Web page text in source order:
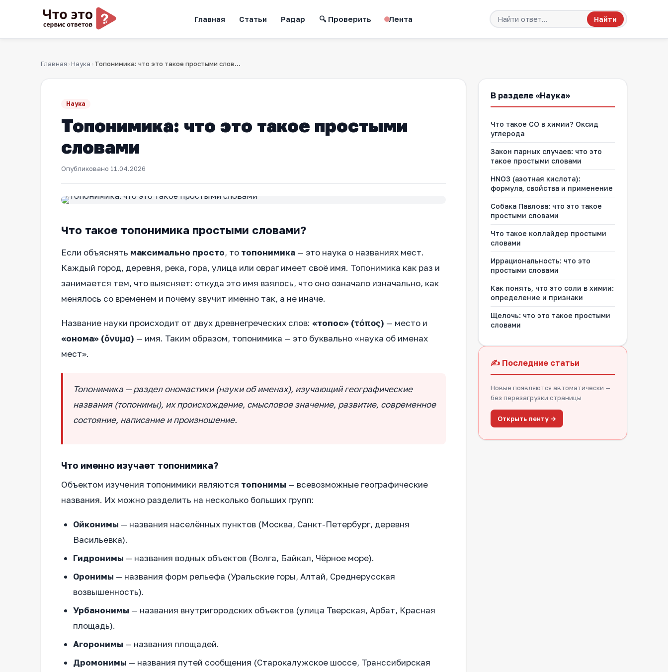
Главная Статьи Радар 🔍 Проверить Лента Найти
Главная › Наука › Топонимика: что это такое простыми словами
Наука
Топонимика: что это такое простыми
словами
Опубликовано 11.04.2026
Что такое топонимика простыми словами?
Если объяснять максимально просто, то топонимика — это наука о названиях мест.
Каждый город, деревня, река, гора, улица или овраг имеет своё имя. Топонимика как раз и
занимается тем, что выясняет: откуда это имя взялось, что оно означало изначально, как
менялось со временем и почему звучит именно так, а не иначе.
Название науки происходит от двух древнегреческих слов: «топос» (τόπος) — место и
«онома» (ὄνυμα) — имя. Таким образом, топонимика — это буквально «наука об именах
мест».
Топонимика — раздел ономастики (науки об именах), изучающий географические
названия (топонимы), их происхождение, смысловое значение, развитие, современное
состояние, написание и произношение.
Что именно изучает топонимика?
Объектом изучения топонимики являются топонимы — всевозможные географические
названия. Их можно разделить на несколько больших групп:
Ойконимы — названия населённых пунктов (Москва, Санкт-Петербург, деревня
Васильевка).
Гидронимы — названия водных объектов (Волга, Байкал, Чёрное море).
Оронимы — названия форм рельефа (Уральские горы, Алтай, Среднерусская
возвышенность).
Урбанонимы — названия внутригородских объектов (улица Тверская, Арбат, Красная
площадь).
Агоронимы — названия площадей.
Дромонимы — названия путей сообщения (Старокалужское шоссе, Транссибирская
В разделе «Наука»
Что такое CO в химии? Оксид
углерода
Закон парных случаев: что это
такое простыми словами
HNO3 (азотная кислота):
формула, свойства и применение
Собака Павлова: что это такое
простыми словами
Что такое коллайдер простыми
словами
Иррациональность: что это
простыми словами
Как понять, что это соли в химии:
определение и признаки
Щелочь: что это такое простыми
словами
✍️ Последние статьи
Новые появляются автоматически —
без перезагрузки страницы
Открыть ленту →